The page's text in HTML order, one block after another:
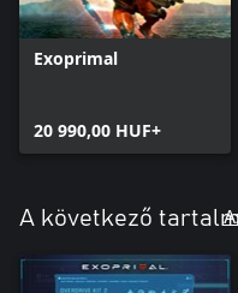
Exoprimal
20 990,00 HUF+
A következő